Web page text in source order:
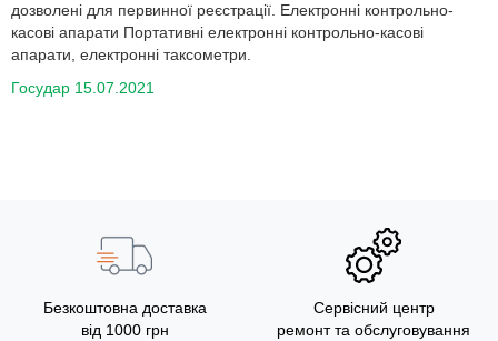
дозволені для первинної реєстрації. Електронні контрольно-
касові апарати Портативні електронні контрольно-касові
апарати, електронні таксометри.
Государ 15.07.2021
Безкоштовна доставка
від 1000 грн
Сервісний центр
ремонт та обслуговування